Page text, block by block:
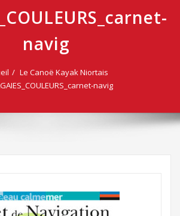
navig
Le Canoë Kayak Niortais
navig